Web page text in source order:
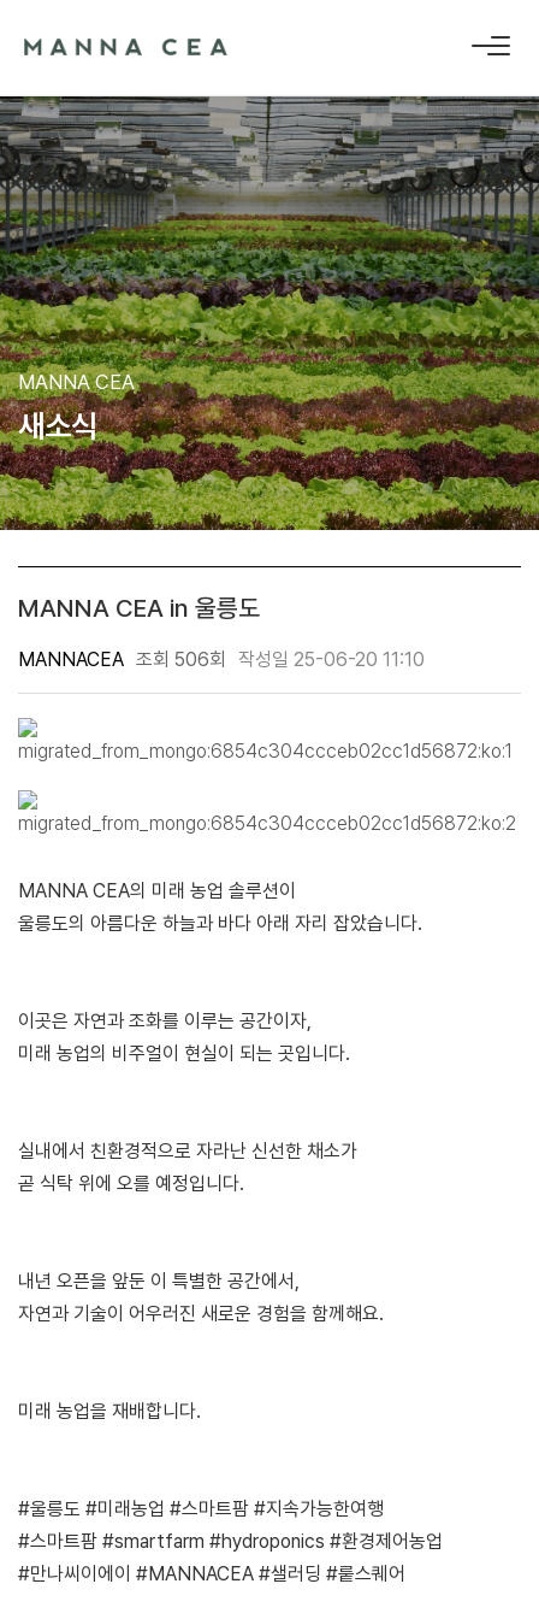
MANNA CEA
새소식
MANNA CEA in 울릉도
MANNACEA 조회 506회 작성일 25-06-20 11:10
MANNA CEA의 미래 농업 솔루션이
울릉도의 아름다운 하늘과 바다 아래 자리 잡았습니다.
이곳은 자연과 조화를 이루는 공간이자,
미래 농업의 비주얼이 현실이 되는 곳입니다.
실내에서 친환경적으로 자라난 신선한 채소가
곧 식탁 위에 오를 예정입니다.
내년 오픈을 앞둔 이 특별한 공간에서,
자연과 기술이 어우러진 새로운 경험을 함께해요.
미래 농업을 재배합니다.
#울릉도 #미래농업 #스마트팜 #지속가능한여행
#스마트팜 #smartfarm #hydroponics #환경제어농업
#만나씨이에이 #MANNACEA #샐러딩 #뤁스퀘어